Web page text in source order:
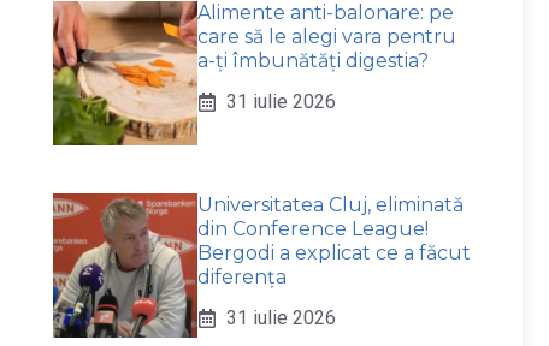
Alimente anti-balonare: pe
care să le alegi vara pentru
a-ți îmbunătăți digestia?
31 iulie 2026
Universitatea Cluj, eliminată
din Conference League!
Bergodi a explicat ce a făcut
diferența
31 iulie 2026